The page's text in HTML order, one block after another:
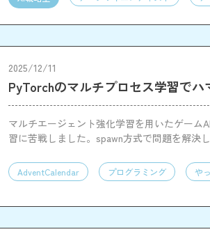
2025/12/11
PyTorchのマルチプロセス学習でハ
マルチエージェント強化学習を用いたゲーム
習に苦戦しました。spawn方式で問題を解決
AdventCalendar プログラミング や